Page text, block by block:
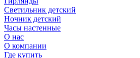
Светильник детский
Ночник детский
Часы настенные
О нас
О компании
Где купить